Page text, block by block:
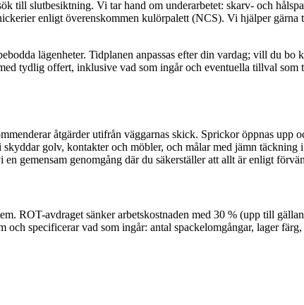
till slutbesiktning. Vi tar hand om underarbetet: skarv- och
enligt överenskommen kulörpalett (NCS). Vi hjälper
lägenheter. Tidplanen anpassas efter din vardag; vill du bo
tydlig offert, inklusive vad som ingår och eventuella tillval som
åtgärder utifrån väggarnas skick. Sprickor öppnas upp
golv, kontakter och möbler, och målar med jämn täckning
gemensam genomgång där du säkerställer att allt är enligt
ROT-avdraget sänker arbetskostnaden med 30 % (upp till
specificerar vad som ingår: antal spackelomgångar, lager